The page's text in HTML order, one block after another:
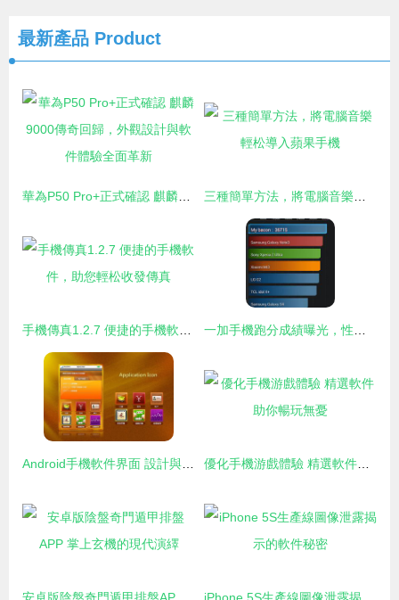
最新產品 Product